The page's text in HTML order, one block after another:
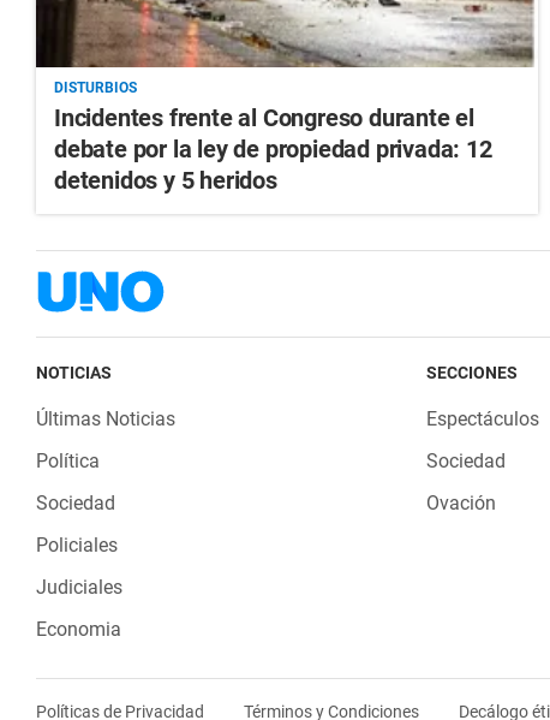
DISTURBIOS
Incidentes frente al Congreso durante el
debate por la ley de propiedad privada: 12
detenidos y 5 heridos
NOTICIAS
Últimas Noticias
Política
Sociedad
Policiales
Judiciales
Economia
SECCIONES
Espectáculos
Sociedad
Ovación
Políticas de Privacidad Términos y Condiciones Decálogo